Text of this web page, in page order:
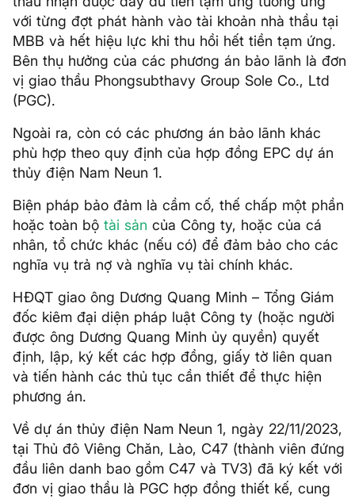
với từng đợt phát hành vào tài khoản nhà thầu tại
MBB và hết hiệu lực khi thu hồi hết tiền tạm ứng.
Bên thụ hưởng của các phương án bảo lãnh là đơn
vị giao thầu Phongsubthavy Group Sole Co., Ltd
(PGC).
Ngoài ra, còn có các phương án bảo lãnh khác
phù hợp theo quy định của hợp đồng EPC dự án
thủy điện Nam Neun 1.
Biện pháp bảo đảm là cầm cố, thế chấp một phần
hoặc toàn bộ tài sản của Công ty, hoặc của cá
nhân, tổ chức khác (nếu có) để đảm bảo cho các
nghĩa vụ trả nợ và nghĩa vụ tài chính khác.
HĐQT giao ông Dương Quang Minh – Tổng Giám
đốc kiêm đại diện pháp luật Công ty (hoặc người
được ông Dương Quang Minh ủy quyền) quyết
định, lập, ký kết các hợp đồng, giấy tờ liên quan
và tiến hành các thủ tục cần thiết để thực hiện
phương án.
Về dự án thủy điện Nam Neun 1, ngày 22/11/2023,
tại Thủ đô Viêng Chăn, Lào, C47 (thành viên đứng
đầu liên danh bao gồm C47 và TV3) đã ký kết với
đơn vị giao thầu là PGC hợp đồng thiết kế, cung